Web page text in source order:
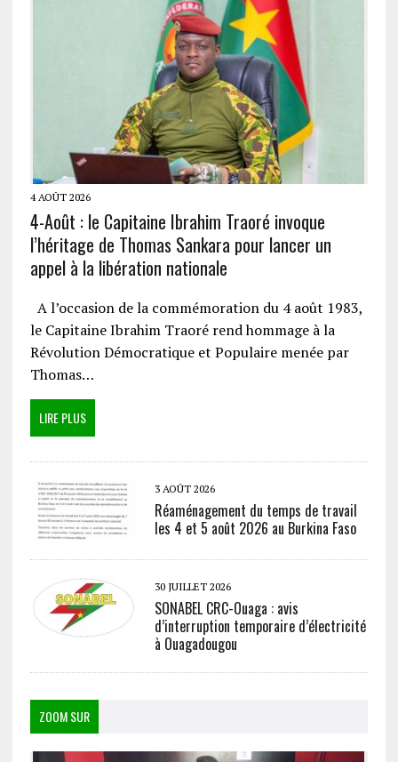
4 AOÛT 2026
4-Août : le Capitaine Ibrahim Traoré invoque
l’héritage de Thomas Sankara pour lancer un
appel à la libération nationale
A l’occasion de la commémoration du 4 août 1983,
le Capitaine Ibrahim Traoré rend hommage à la
Révolution Démocratique et Populaire menée par
Thomas…
LIRE PLUS
3 AOÛT 2026
Réaménagement du temps de travail
les 4 et 5 août 2026 au Burkina Faso
30 JUILLET 2026
SONABEL CRC-Ouaga : avis
d’interruption temporaire d’électricité
à Ouagadougou
ZOOM SUR